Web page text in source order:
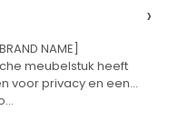
›
NAME]
meubelstuk heeft
voor privacy en een